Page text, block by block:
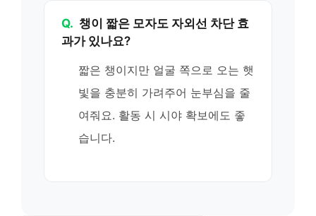
Q. 챙이 짧은 모자도 자외선 차단 효
과가 있나요?
짧은 챙이지만 얼굴 쪽으로 오는 햇
빛을 충분히 가려주어 눈부심을 줄
여줘요. 활동 시 시야 확보에도 좋
습니다.